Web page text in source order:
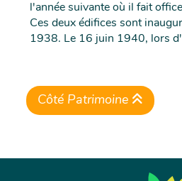
l'année suivante où il fait
Ces deux édifices sont
1938. Le 16 juin 1940, lors
traditionnelle savoyarde,
Henry Jacques Le Même,
années 1930, se compose
Côté Patrimoine